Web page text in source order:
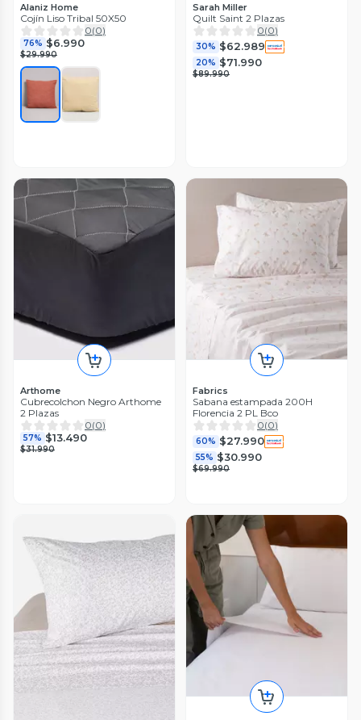
Alaniz Home
Cojín Liso Tribal 50X50
0(0)
76% $6.990
$29.990
Sarah Miller
Quilt Saint 2 Plazas
0(0)
30% $62.989
20% $71.990
$89.990
Arthome
Cubrecolchon Negro Arthome
2 Plazas
0(0)
57% $13.490
$31.990
Fabrics
Sabana estampada 200H
Florencia 2 PL Bco
0(0)
60% $27.990
55% $30.990
$69.990